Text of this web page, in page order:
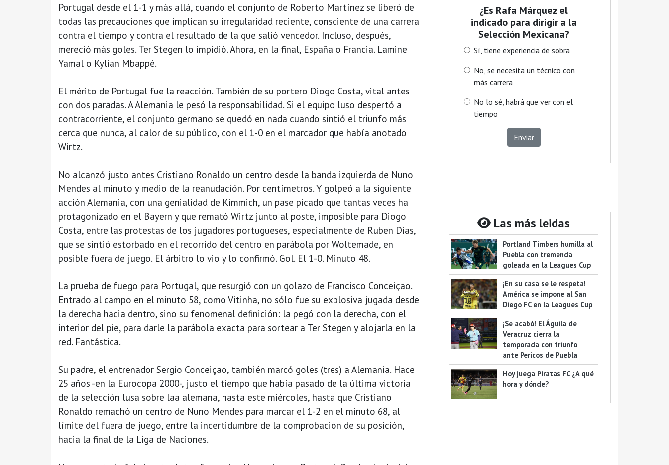
Portugal desde el 1-1 y más allá, cuando el conjunto de Roberto Martínez se liberó de
todas las precauciones que implican su irregularidad reciente, consciente de una carrera
contra el tiempo y contra el resultado de la que salió vencedor. Incluso, después,
mereció más goles. Ter Stegen lo impidió. Ahora, en la final, España o Francia. Lamine
Yamal o Kylian Mbappé.
El mérito de Portugal fue la reacción. También de su portero Diogo Costa, vital antes
con dos paradas. A Alemania le pesó la responsabilidad. Si el equipo luso despertó a
contracorriente, el conjunto germano se quedó en nada cuando sintió el triunfo más
cerca que nunca, al calor de su público, con el 1-0 en el marcador que había anotado
Wirtz.
No alcanzó justo antes Cristiano Ronaldo un centro desde la banda izquierda de Nuno
Mendes al minuto y medio de la reanudación. Por centímetros. Y golpeó a la siguiente
acción Alemania, con una genialidad de Kimmich, un pase picado que tantas veces ha
protagonizado en el Bayern y que remató Wirtz junto al poste, imposible para Diogo
Costa, entre las protestas de los jugadores portugueses, especialmente de Ruben Dias,
que se sintió estorbado en el recorrido del centro en parábola por Woltemade, en
posible fuera de juego. El árbitro lo vio y lo confirmó. Gol. El 1-0. Minuto 48.
La prueba de fuego para Portugal, que resurgió con un golazo de Francisco Conceiçao.
Entrado al campo en el minuto 58, como Vitinha, no sólo fue su explosiva jugada desde
la derecha hacia dentro, sino su fenomenal definición: la pegó con la derecha, con el
interior del pie, para darle la parábola exacta para sortear a Ter Stegen y alojarla en la
red. Fantástica.
Su padre, el entrenador Sergio Conceiçao, también marcó goles (tres) a Alemania. Hace
25 años -en la Eurocopa 2000-, justo el tiempo que había pasado de la última victoria
de la selección lusa sobre laa alemana, hasta este miércoles, hasta que Cristiano
Ronaldo remachó un centro de Nuno Mendes para marcar el 1-2 en el minuto 68, al
límite del fuera de juego, entre la incertidumbre de la comprobación de su posición,
hacia la final de la Liga de Naciones.
¿Es Rafa Márquez el
indicado para dirigir a la
Selección Mexicana?
Sí, tiene experiencia de sobra
No, se necesita un técnico con
más carrera
No lo sé, habrá que ver con el
tiempo
Enviar
Las más leidas
Portland Timbers humilla al
Puebla con tremenda
goleada en la Leagues Cup
¡En su casa se le respeta!
América se impone al San
Diego FC en la Leagues Cup
¡Se acabó! El Águila de
Veracruz cierra la
temporada con triunfo
ante Pericos de Puebla
Hoy juega Piratas FC ¿A qué
hora y dónde?